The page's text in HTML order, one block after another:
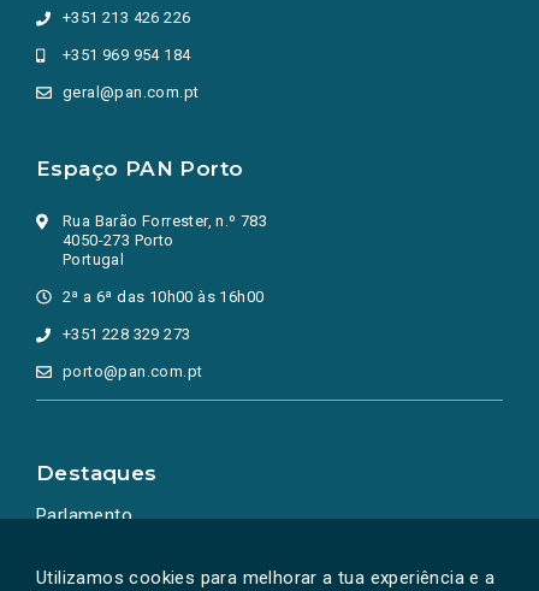
Utilizamos cookies para melhorar a tua experiência e a
+351 213 426 226
+351 969 954 184
geral@pan.com.pt
Espaço PAN Porto
Rua Barão Forrester, n.º 783
4050-273 Porto
Portugal
2ª a 6ª das 10h00 às 16h00
+351 228 329 273
porto@pan.com.pt
Destaques
Parlamento